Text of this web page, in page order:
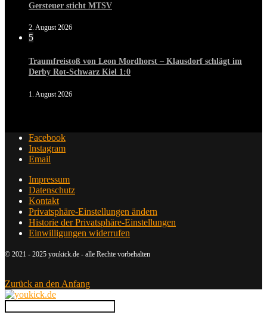
Gersteuer sticht MTSV
2. August 2026
5
Traumfreistoß von Leon Mordhorst – Klausdorf schlägt im
Derby Rot-Schwarz Kiel 1:0
1. August 2026
Facebook
Instagram
Email
Impressum
Datenschutz
Kontakt
Privatsphäre-Einstellungen ändern
Historie der Privatsphäre-Einstellungen
Einwilligungen widerrufen
© 2021 - 2025 youkick.de - alle Rechte vorbehalten
Zurück an den Anfang